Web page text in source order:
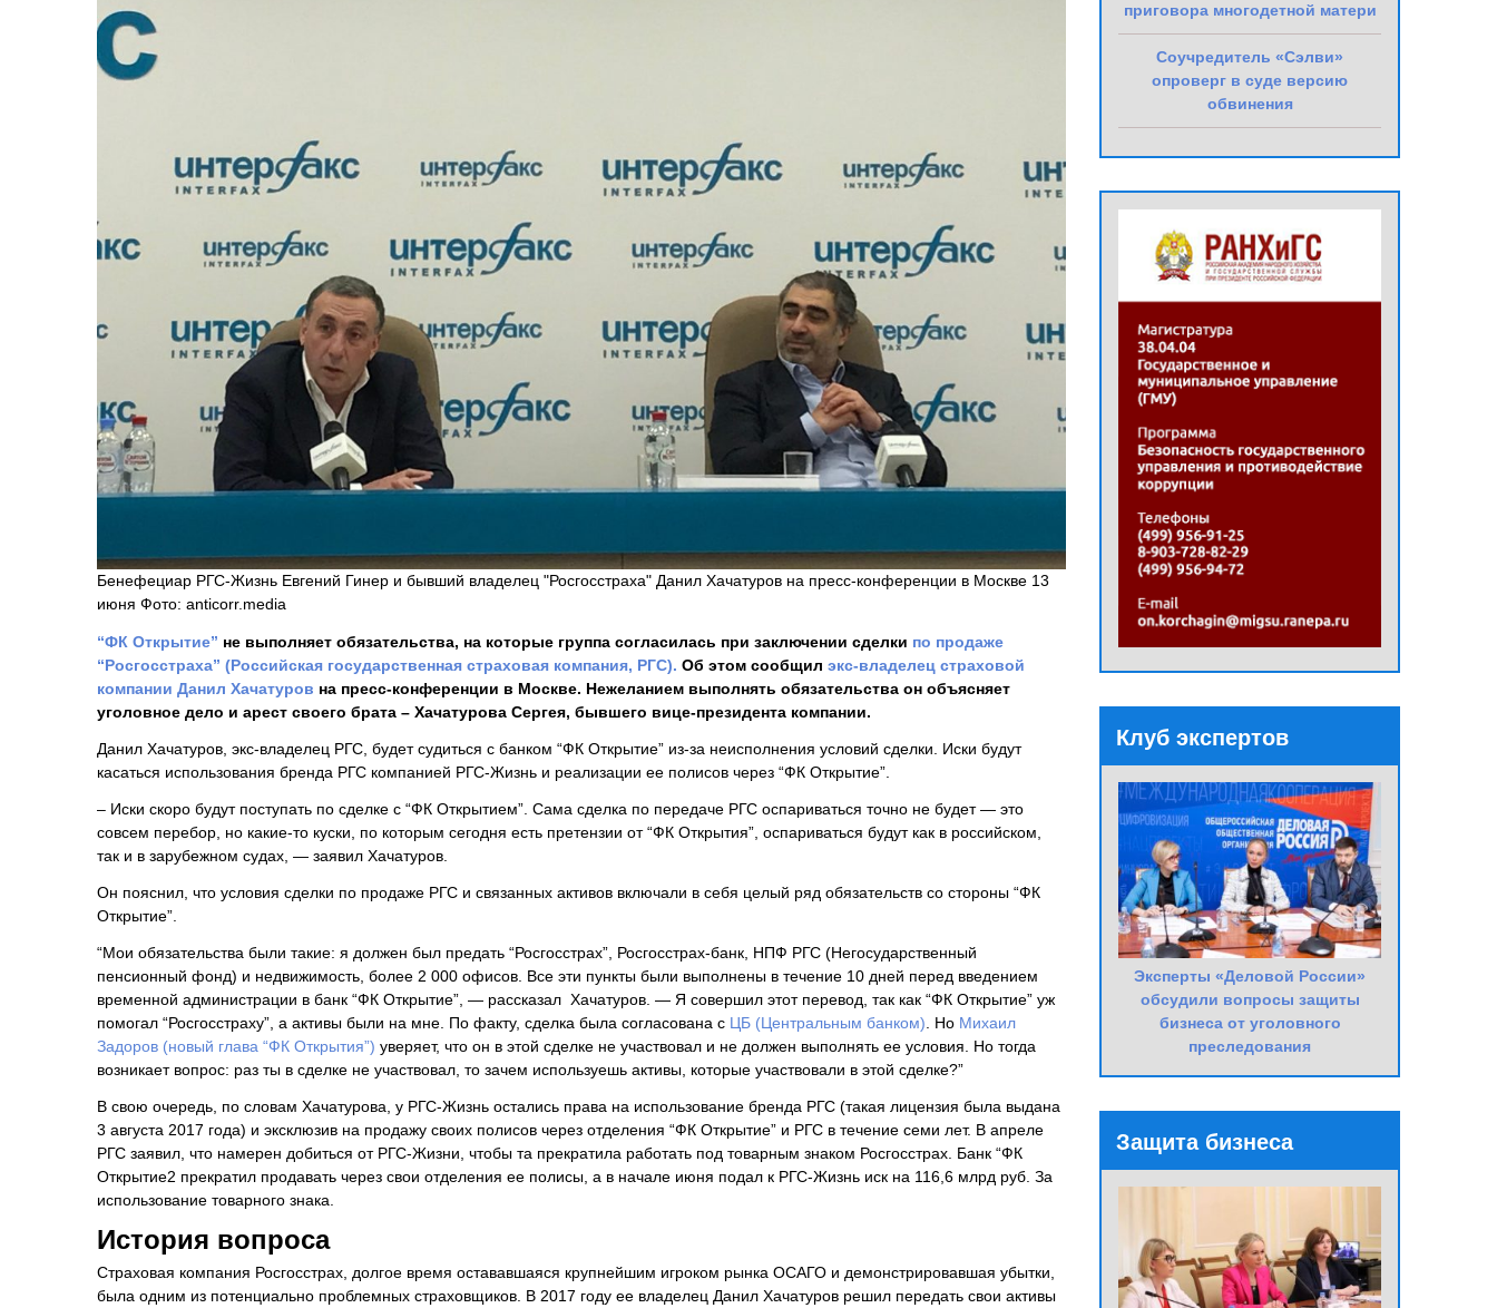
Бенефециар РГС-Жизнь Евгений Гинер и бывший владелец "Росгосстраха" Данил Хачатуров на пресс-конференции в Москве 13
июня Фото: anticorr.media
“ФК Открытие” не выполняет обязательства, на которые группа согласилась при заключении сделки по продаже
“Росгосстраха” (Российская государственная страховая компания, РГС). Об этом сообщил экс-владелец страховой
компании Данил Хачатуров на пресс-конференции в Москве. Нежеланием выполнять обязательства он объясняет
уголовное дело и арест своего брата – Хачатурова Сергея, бывшего вице-президента компании.
Данил Хачатуров, экс-владелец РГС, будет судиться с банком “ФК Открытие” из-за неисполнения условий сделки. Иски будут
касаться использования бренда РГС компанией РГС-Жизнь и реализации ее полисов через “ФК Открытие”.
– Иски скоро будут поступать по сделке с “ФК Открытием”. Сама сделка по передаче РГС оспариваться точно не будет — это
совсем перебор, но какие-то куски, по которым сегодня есть претензии от “ФК Открытия”, оспариваться будут как в российском,
так и в зарубежном судах, — заявил Хачатуров.
Он пояснил, что условия сделки по продаже РГС и связанных активов включали в себя целый ряд обязательств со стороны “ФК
Открытие”.
“Мои обязательства были такие: я должен был предать “Росгосстрах”, Росгосстрах-банк, НПФ РГС (Негосударственный
пенсионный фонд) и недвижимость, более 2 000 офисов. Все эти пункты были выполнены в течение 10 дней перед введением
временной администрации в банк “ФК Открытие”, — рассказал Хачатуров. — Я совершил этот перевод, так как “ФК Открытие” уж
помогал “Росгосстраху”, а активы были на мне. По факту, сделка была согласована с ЦБ (Центральным банком) . Но Михаил
Задоров (новый глава “ФК Открытия”) уверяет, что он в этой сделке не участвовал и не должен выполнять ее условия. Но тогда
возникает вопрос: раз ты в сделке не участвовал, то зачем используешь активы, которые участвовали в этой сделке?”
В свою очередь, по словам Хачатурова, у РГС-Жизнь остались права на использование бренда РГС (такая лицензия была выдана
3 августа 2017 года) и эксклюзив на продажу своих полисов через отделения “ФК Открытие” и РГС в течение семи лет. В апреле
РГС заявил, что намерен добиться от РГС-Жизни, чтобы та прекратила работать под товарным знаком Росгосстрах. Банк “ФК
Открытие2 прекратил продавать через свои отделения ее полисы, а в начале июня подал к РГС-Жизнь иск на 116,6 млрд руб. За
использование товарного знака.
История вопроса
Страховая компания Росгосстрах, долгое время остававшаяся крупнейшим игроком рынка ОСАГО и демонстрировавшая убытки,
была одним из потенциально проблемных страховщиков. В 2017 году ее владелец Данил Хачатуров решил передать свои активы
приговора многодетной матери
Соучредитель «Сэлви»
опроверг в суде версию
обвинения
Клуб экспертов
Эксперты «Деловой России»
обсудили вопросы защиты
бизнеса от уголовного
преследования
Защита бизнеса